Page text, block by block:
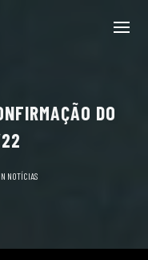
DO
IN NOTÍCIAS